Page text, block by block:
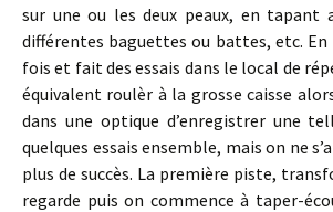
sur une ou les deux peaux, en tapant
différentes baguettes ou battes, etc. En
fois et fait des essais dans le local de
équivalent roulèr à la grosse caisse
dans une optique d’enregistrer une
quelques essais ensemble, mais on ne
plus de succès. La première piste,
regarde puis on commence à taper-